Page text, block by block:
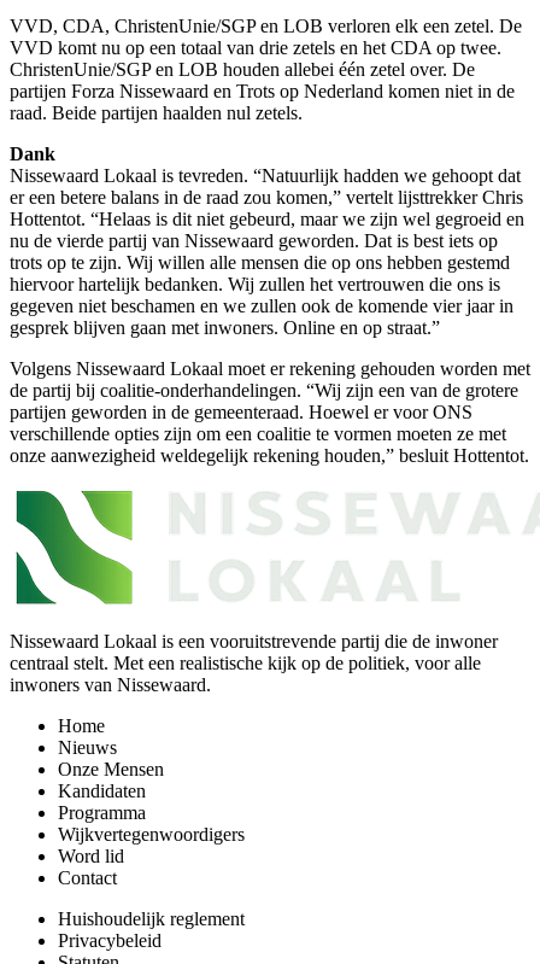
VVD, CDA, ChristenUnie/SGP en LOB verloren elk een zetel. De
VVD komt nu op een totaal van drie zetels en het CDA op twee.
ChristenUnie/SGP en LOB houden allebei één zetel over. De
partijen Forza Nissewaard en Trots op Nederland komen niet in de
raad. Beide partijen haalden nul zetels.
Dank
Nissewaard Lokaal is tevreden. “Natuurlijk hadden we gehoopt dat
er een betere balans in de raad zou komen,” vertelt lijsttrekker Chris
Hottentot. “Helaas is dit niet gebeurd, maar we zijn wel gegroeid en
nu de vierde partij van Nissewaard geworden. Dat is best iets op
trots op te zijn. Wij willen alle mensen die op ons hebben gestemd
hiervoor hartelijk bedanken. Wij zullen het vertrouwen die ons is
gegeven niet beschamen en we zullen ook de komende vier jaar in
gesprek blijven gaan met inwoners. Online en op straat.”
Volgens Nissewaard Lokaal moet er rekening gehouden worden met
de partij bij coalitie-onderhandelingen. “Wij zijn een van de grotere
partijen geworden in de gemeenteraad. Hoewel er voor ONS
verschillende opties zijn om een coalitie te vormen moeten ze met
onze aanwezigheid weldegelijk rekening houden,” besluit Hottentot.
Nissewaard Lokaal is een vooruitstrevende partij die de inwoner
centraal stelt. Met een realistische kijk op de politiek, voor alle
inwoners van Nissewaard.
Home
Nieuws
Onze Mensen
Kandidaten
Programma
Wijkvertegenwoordigers
Word lid
Contact
Huishoudelijk reglement
Privacybeleid